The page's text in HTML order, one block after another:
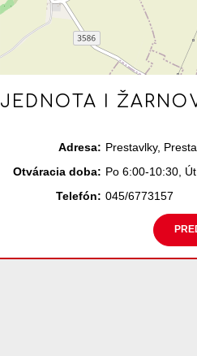
JEDNOTA I
Adresa: Prestavlky,
Otváracia doba: Po 6:00-10:30,
Telefón: 045/6773157